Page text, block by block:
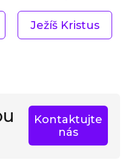
Ježíš Kristus
Kontaktujte
nás